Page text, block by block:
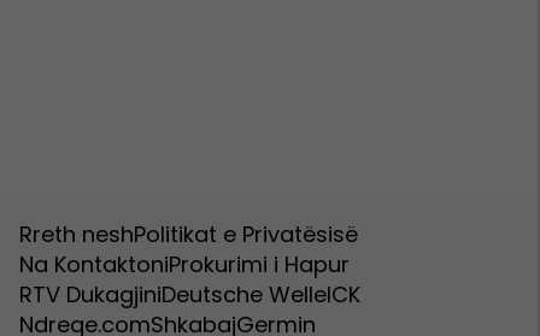
Rreth neshPolitikat e Privatësisë
Na KontaktoniProkurimi i Hapur
RTV DukagjiniDeutsche WelleICK
Ndreqe.comShkabajGermin